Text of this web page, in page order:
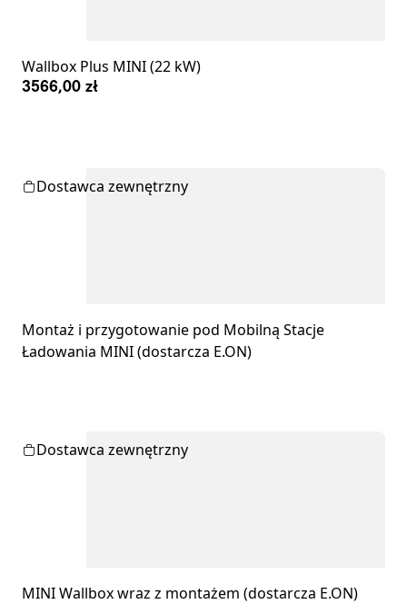
Wallbox Plus MINI (22 kW)
3566,00 zł
Dostawca zewnętrzny
Montaż i przygotowanie pod Mobilną Stacje
Ładowania MINI (dostarcza E.ON)
Dostawca zewnętrzny
MINI Wallbox wraz z montażem (dostarcza E.ON)